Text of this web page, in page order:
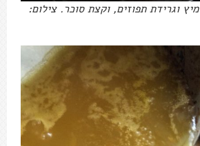
וגרידת תפוזים, וקצת סוכר. צילום: